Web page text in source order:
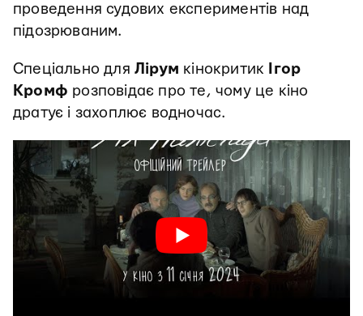
проведення судових експериментів над
підозрюваним.
Спеціально для Лірум кінокритик
Ігор
Кромф розповідає про те, чому це кіно
дратує і захоплює водночас.